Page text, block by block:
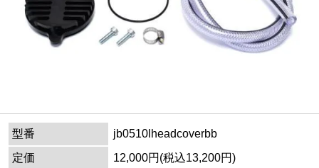
型番
jb0510lheadcoverbb
定価
12,000円(税込13,200円)